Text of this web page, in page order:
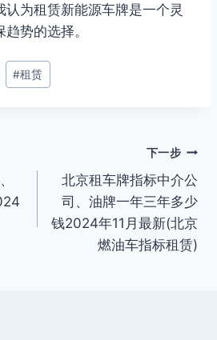
为租赁新能源车牌是一个灵
势的选择。
#租赁
下一步
北京租车牌指标中介公
司、油牌一年三年多少
钱2024年11月最新(北京
燃油车指标租赁)